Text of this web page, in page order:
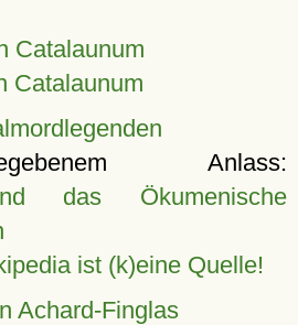
Catalaunum
Catalaunum
Anlass:
das Ökumenische
ist (k)eine Quelle!
Achard-Finglas